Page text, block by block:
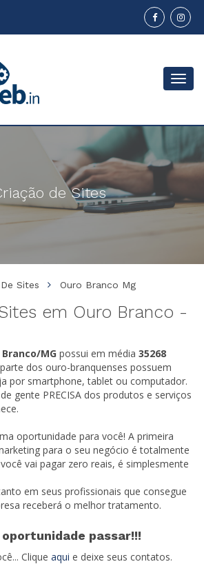
Menu
de Sites
Sites Ouro Branco Mg
em Ouro Branco -
Branco/MG possui em média 35268
dos ouro-branquenses possuem
por smartphone, tablet ou computador.
gente PRECISA dos produtos e serviços
oportunidade para você! A primeira
para o seu negócio é totalmente
vai pagar zero reais, é simplesmente
em seus profissionais que consegue
receberá o melhor tratamento.
passar!!!
Clique aqui e deixe seus contatos.